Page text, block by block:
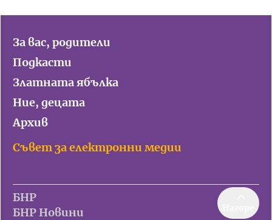
За вас, родители
Подкасти
Златната ябълка
Ние, децата
Архив
Съвет за електронни медии
БНР
БНР Новини